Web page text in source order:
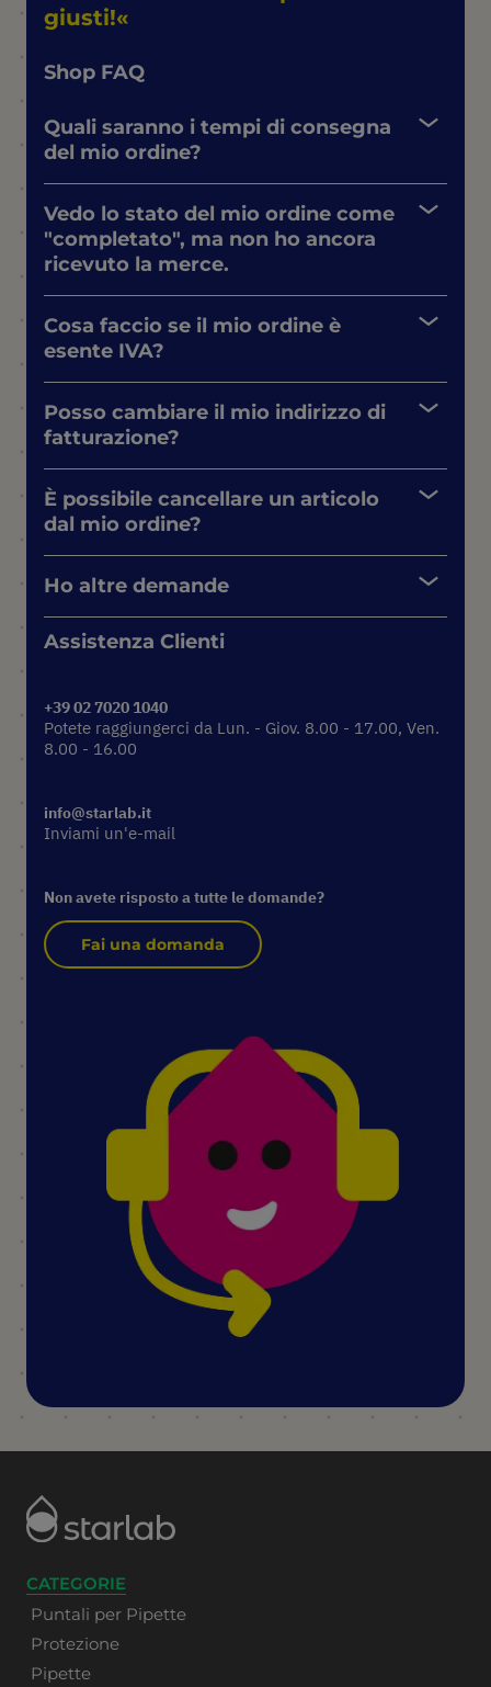
giusti!
Shop FAQ
Quali saranno i tempi di consegna
del mio ordine?
Vedo lo stato del mio ordine come
"completato", ma non ho ancora
ricevuto la merce.
Cosa faccio se il mio ordine è
esente IVA?
Posso cambiare il mio indirizzo di
fatturazione?
È possibile cancellare un articolo
dal mio ordine?
Ho altre demande
Assistenza Clienti
+39 02 7020 1040
Potete raggiungerci da Lun. - Giov. 8.00 - 17.00, Ven.
8.00 - 16.00
info@starlab.it
Inviami un'e-mail
Non avete risposto a tutte le domande?
Fai una domanda
CATEGORIE
Puntali per Pipette
Protezione
Pipette